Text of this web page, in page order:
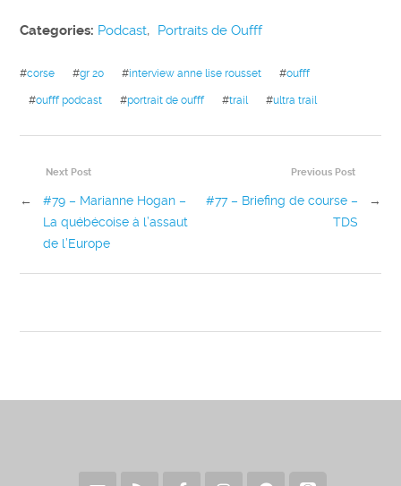
Categories: Podcast, Portraits de Oufff
#corse #gr 20 #interview anne lise rousset #oufff
#oufff podcast #portrait de oufff #trail #ultra trail
Previous Post
#77 – Briefing de course –
TDS
→
Next Post
←
#79 – Marianne Hogan –
La québécoise à l’assaut
de l’Europe